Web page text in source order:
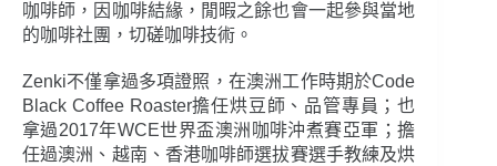
咖啡師，因咖啡結緣，閒暇之餘也會一起參與當地
的咖啡社團，切磋咖啡技術。
Zenki不僅拿過多項證照，在澳洲工作時期於Code
Black Coffee Roaster擔任烘豆師、品管專員；也
拿過2017年WCE世界盃澳洲咖啡沖煮賽亞軍；擔
任過澳洲、越南、香港咖啡師選拔賽選手教練及烘